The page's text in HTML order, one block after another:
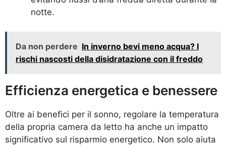
notte.
Da non perdere In inverno bevi meno acqua? I
rischi nascosti della disidratazione con il freddo
Efficienza energetica e benessere
Oltre ai benefici per il sonno, regolare la temperatura
della propria camera da letto ha anche un impatto
significativo sul risparmio energetico. Non solo aiuta